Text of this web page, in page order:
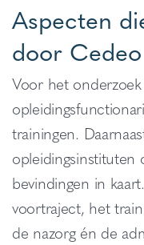
Aspecten
door Cedeo
Voor het
trainingen.
opleidingsinstituten
bevindingen in
voortraject, het
de nazorg én de